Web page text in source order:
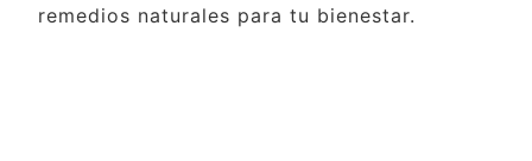
remedios naturales para tu bienestar.